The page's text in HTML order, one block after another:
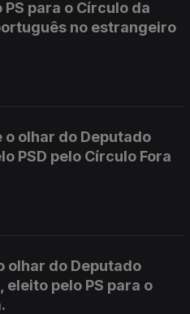
para o Círculo da
no estrangeiro
o olhar do Deputado
PSD pelo Círculo Fora
olhar do Deputado
eleito pelo PS para o